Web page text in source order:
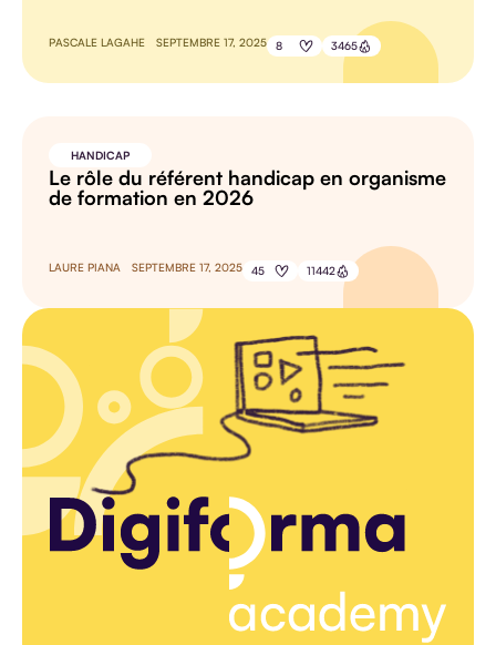
PASCALE LAGAHE SEPTEMBRE 17, 2025 8 3465
HANDICAP
Le rôle du référent handicap en organisme
de formation en 2026
LAURE PIANA SEPTEMBRE 17, 2025 45 11442